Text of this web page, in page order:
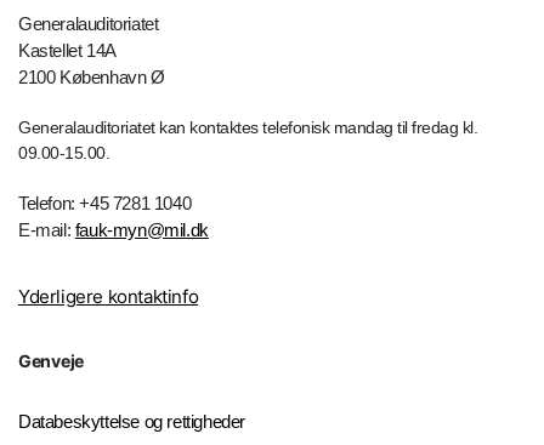
Generalauditoriatet
Kastellet 14A
2100 København Ø
Generalauditoriatet kan kontaktes telefonisk mandag til fredag kl.
09.00-15.00.
Telefon: +45 7281 1040
E-mail: fauk-myn@mil.dk
Yderligere kontaktinfo
Genveje
Databeskyttelse og rettigheder